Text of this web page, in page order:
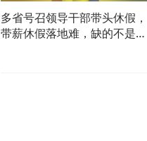
多省号召领导干部带头休假，
带薪休假落地难，缺的不是带